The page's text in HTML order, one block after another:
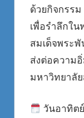
ด้วยกิจกรร
เพื่อรำลึกใ
สมเด็จพระ
ส่งต่อความ
มหาวิทยาลั
วันอาทิต